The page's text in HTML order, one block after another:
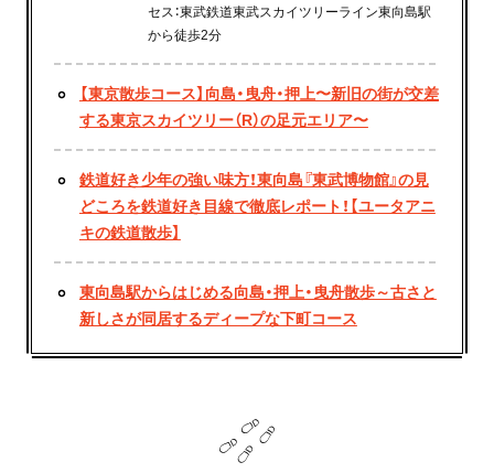
セス：東武鉄道東武スカイツリーライン東向島駅
から徒歩2分
【東京散歩コース】向島・曳舟・押上〜新旧の街が交差
する東京スカイツリー（R）の足元エリア〜
鉄道好き少年の強い味方！東向島『東武博物館』の見
どころを鉄道好き目線で徹底レポート！【ユータアニ
キの鉄道散歩】
東向島駅からはじめる向島・押上・曳舟散歩～古さと
新しさが同居するディープな下町コース